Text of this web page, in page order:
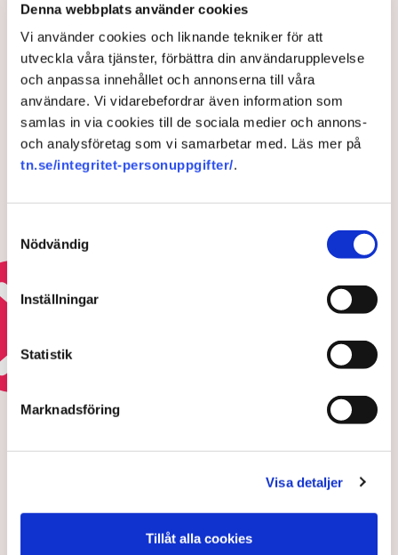
Denna webbplats använder cookies
Vi använder cookies och liknande tekniker för att
utveckla våra tjänster, förbättra din användarupplevelse
och anpassa innehållet och annonserna till våra
användare. Vi vidarebefordrar även information som
samlas in via cookies till de sociala medier och annons-
och analysföretag som vi samarbetar med. Läs mer på
tn.se/integritet-personuppgifter/.
Nödvändig
Inställningar
Statistik
Marknadsföring
Visa detaljer
Tillåt alla cookies
1 jul 2026, 09:15
Uppdaterad: 21 jul 2026, 10:00
LÄS ÄVEN
”Anderssons löften behöver tas på
allvar ”
13 JULI 2026 |
inte att hantera sjukfrånvaro
Polisens svar efter sabotagen i
Grimsås: ”Flera har gripits